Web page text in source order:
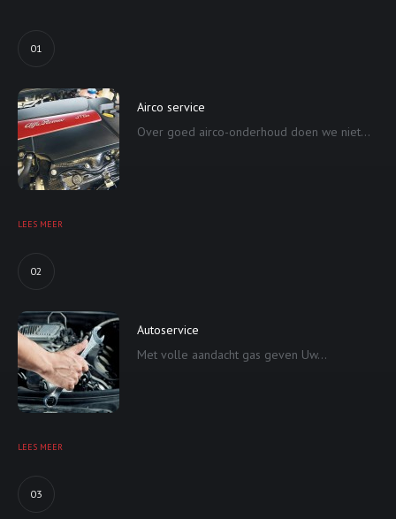
01
Airco service
Over goed airco-onderhoud doen we niet...
LEES MEER
02
Autoservice
Met volle aandacht gas geven Uw...
LEES MEER
03